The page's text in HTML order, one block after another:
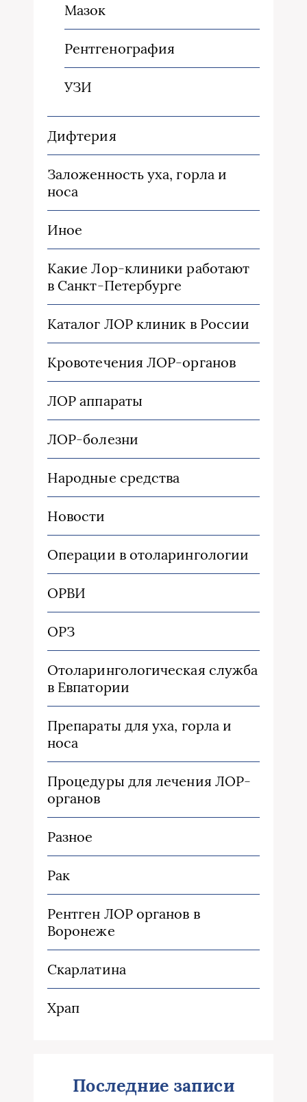
Мазок
Рентгенография
УЗИ
Дифтерия
Заложенность уха, горла и
носа
Иное
Какие Лор-клиники работают
в Санкт-Петербурге
Каталог ЛОР клиник в России
Кровотечения ЛОР-органов
ЛОР аппараты
ЛОР-болезни
Народные средства
Новости
Операции в отоларингологии
ОРВИ
ОРЗ
Отоларингологическая служба
в Евпатории
Препараты для уха, горла и
носа
Процедуры для лечения ЛОР-
органов
Разное
Рак
Рентген ЛОР органов в
Воронеже
Скарлатина
Храп
Последние записи